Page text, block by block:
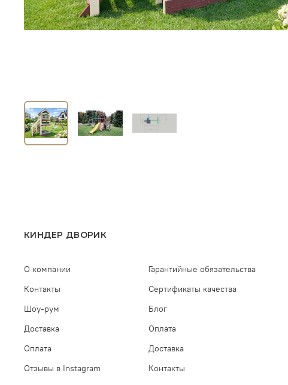
КИНДЕР ДВОРИК
О компании
Контакты
Шоу-рум
Доставка
Оплата
Отзывы в Instagram
Гарантийные обязательства
Сертификаты качества
Блог
Оплата
Доставка
Контакты